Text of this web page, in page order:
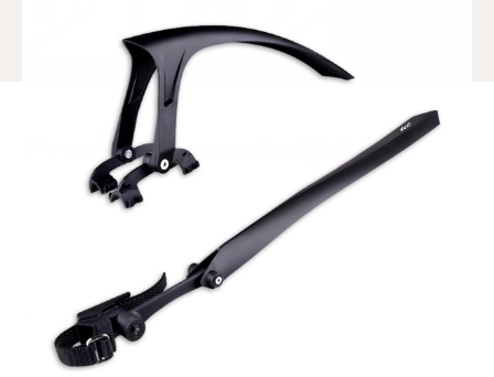
Product­omschrijving
Deze lichtgewicht spatbordenset van Lynx is speciaal
ontworpen voor racefietsen met 28 inch wielen en een
maximale bandbreedte van 35 mm. De set biedt
doeltreffende bescherming tegen opspattend water en vuil
zonder afbreuk te doen aan de aerodynamica van de fiets.
Het voorspatbord wordt stevig bevestigd aan de voorvork,
terwijl het achterspatbord met een verstelbare band op de
zadelpen wordt gemonteerd. Dankzij de slanke